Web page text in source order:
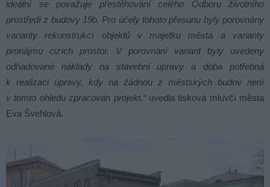
ideální se považuje přestěhování celého Odboru životního
prostředí z budovy 19b. Pro účely tohoto přesunu byly porovnány
varianty rekonstrukcí objektů v majetku města a varianty
pronájmu cizích prostor. V porovnání variant byly uvedeny
odhadované náklady na stavební úpravy a doba potřebná
k realizaci úpravy, kdy na žádnou z městských budov není
v tomto ohledu zpracován projekt,“uvedla tisková mluvčí města
Eva Švehlová.